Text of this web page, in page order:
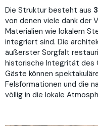
Die Struktur besteht aus
von denen viele dank der
Materialien wie lokalem
integriert sind. Die
äußerster Sorgfalt
historische Integrität des
Gäste können
Felsformationen und die
völlig in die lokale